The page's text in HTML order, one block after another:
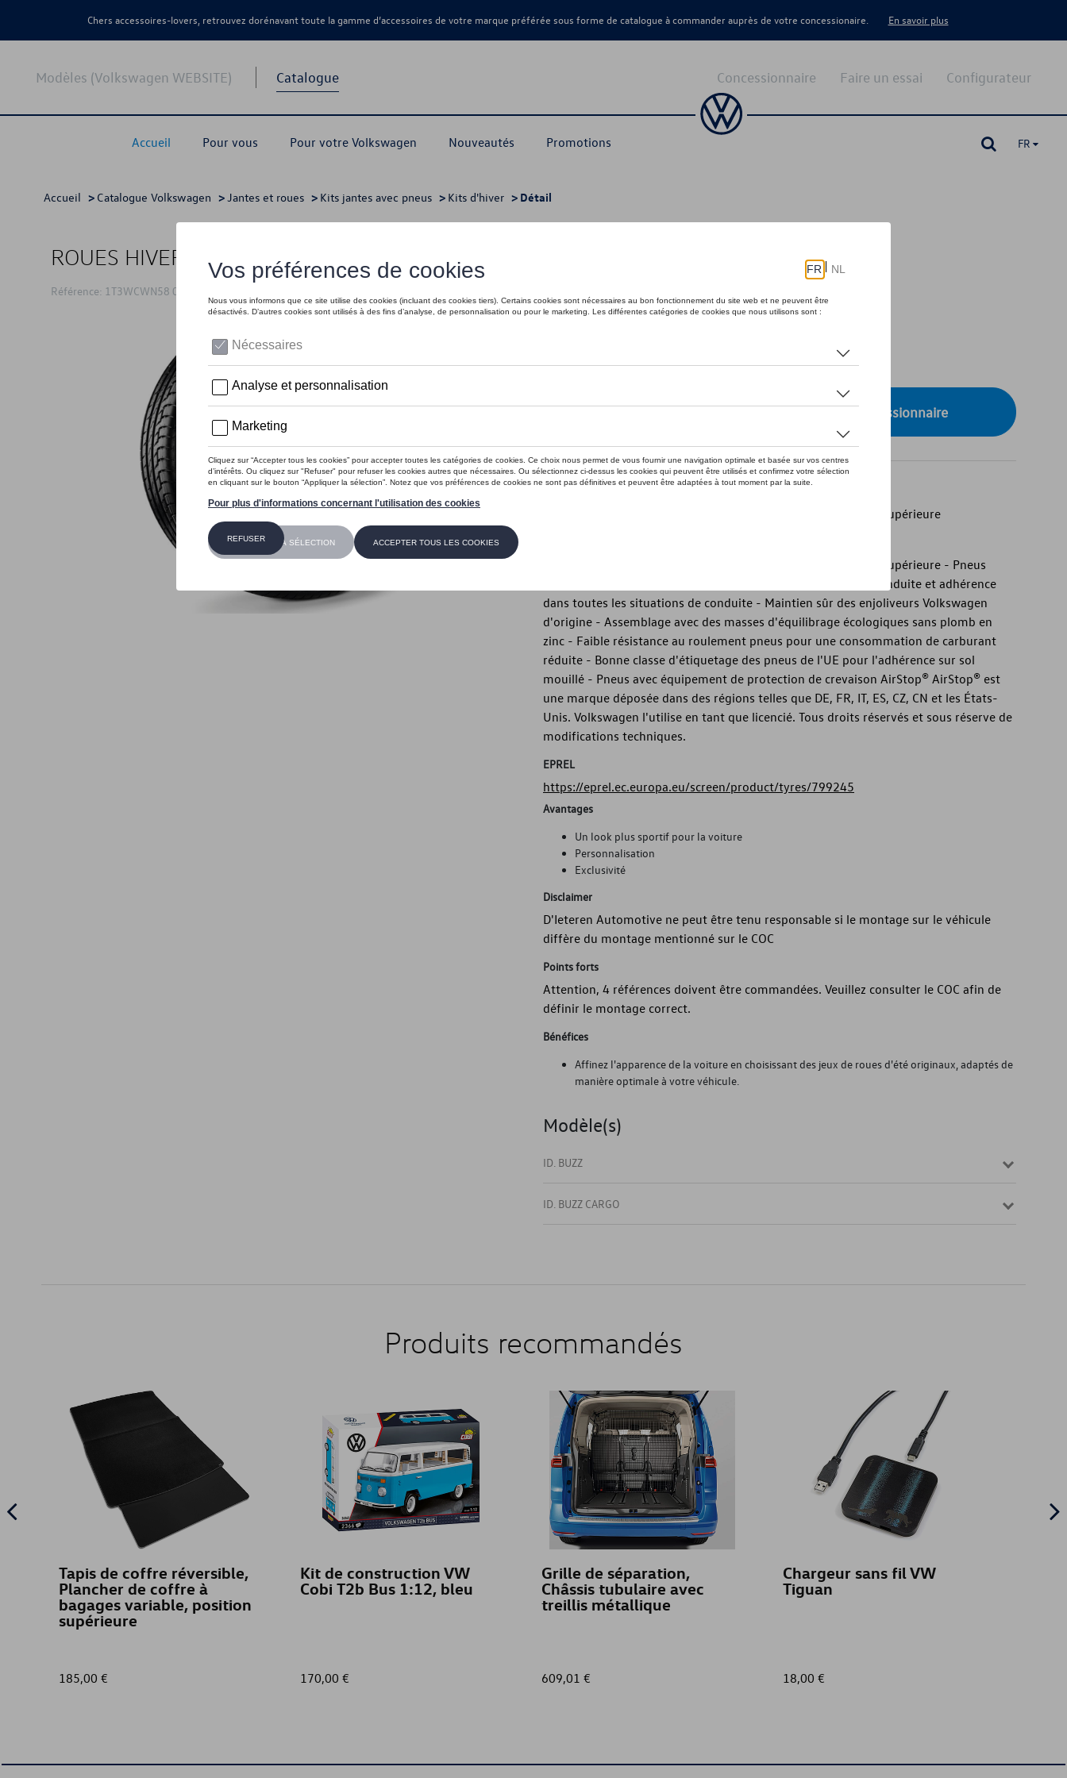
Chers accessoires-lovers, retrouvez dorénavant toute la gamme d’accessoires de votre marque préférée sous forme de catalogue à commander auprès de votre concessionaire. En savoir plus
Modèles (Volkswagen WEBSITE) Catalogue
Accueil Pour vous Pour votre Volkswagen Nouveautés Promotions
Configurateur
Faire un essai
Concessionnaire
FR
Accueil > Catalogue Volkswagen >Jantes et roues > Kits jantes avec pneus > Kits d'hiver > Détail
ROUES HIVER 18"
Référence: 1T3WCWN58 03C
Ce produit n'est actuellement pas de stock
Vérifiez la disponibilité auprès de votre concessionnaire
Introduction
- Jante en acier d'origine Volkswagen résistante et de qualité supérieure
- Jante en acier Volkswagen d'origine résistante et de qualité supérieure - Pneus
hautes performances avec d'excellentes caractéristiques de conduite et adhérence
dans toutes les situations de conduite - Maintien sûr des enjoliveurs Volkswagen
d'origine - Assemblage avec des masses d'équilibrage écologiques sans plomb en
zinc - Faible résistance au roulement pneus pour une consommation de carburant
réduite - Bonne classe d'étiquetage des pneus de l'UE pour l'adhérence sur sol
mouillé - Pneus avec équipement de protection de crevaison AirStop® AirStop® est
une marque déposée dans des régions telles que DE, FR, IT, ES, CZ, CN et les États-
Unis. Volkswagen l'utilise en tant que licencié. Tous droits réservés et sous réserve de
modifications techniques.
EPREL
https://eprel.ec.europa.eu/screen/product/tyres/799245
Avantages
Un look plus sportif pour la voiture
Personnalisation
Exclusivité
Disclaimer
D'Ieteren Automotive ne peut être tenu responsable si le montage sur le véhicule
diffère du montage mentionné sur le COC
Points forts
Attention, 4 références doivent être commandées. Veuillez consulter le COC afin de
définir le montage correct.
Bénéfices
Affinez l'apparence de la voiture en choisissant des jeux de roues d'été originaux, adaptés de
manière optimale à votre véhicule.
Modèle(s)
ID. BUZZ
ID. BUZZ CARGO
Produits recommandés
Tapis de coffre réversible,
Plancher de coffre à
bagages variable, position
supérieure
185,00 €
Kit de construction VW
Cobi T2b Bus 1:12, bleu
170,00 €
Grille de séparation,
Châssis tubulaire avec
treillis métallique
609,01 €
Chargeur sans fil VW
Tiguan
18,00 €